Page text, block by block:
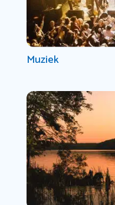
Muziek